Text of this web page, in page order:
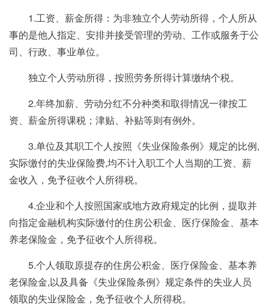
1.工资、薪金所得：为非独立个人劳动所得，个人所从
事的是他人指定、安排并接受管理的劳动、工作或服务于公
司、行政、事业单位。
独立个人劳动所得，按照劳务所得计算缴纳个税。
2.年终加薪、劳动分红不分种类和取得情况一律按工
资、薪金所得课税；津贴、补贴等则有例外。
3.单位及其职工个人按照《失业保险条例》规定的比例,
实际缴付的失业保险费,均不计入职工个人当期的工资、薪
金收入，免予征收个人所得税。
4.企业和个人按照国家或地方政府规定的比例，提取并
向指定金融机构实际缴付的住房公积金、医疗保险金、基本
养老保险金，免予征收个人所得税。
5.个人领取原提存的住房公积金、医疗保险金、基本养
老保险金,以及具备《失业保险条例》规定条件的失业人员
领取的失业保险金，免予征收个人所得税。